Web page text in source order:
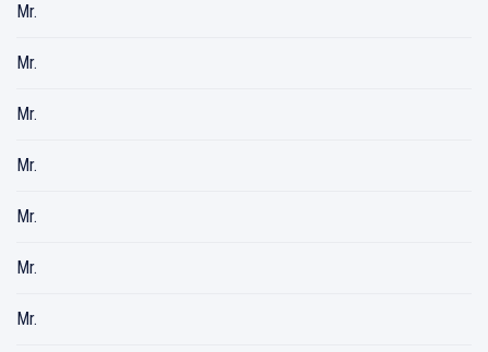
Mr.
Mr.
Mr.
Mr.
Mr.
Mr.
Mr.